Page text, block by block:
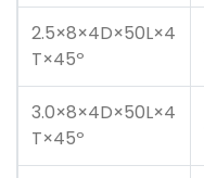
2.5×8×4D×50L×4
T×45º
3.0×8×4D×50L×4
T×45º